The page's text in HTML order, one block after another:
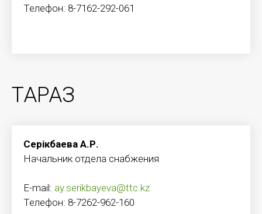
Телефон: 8-7162-292-061
ТАРАЗ
Серікбаева А.Р.
Начальник отдела снабжения
E-mail: ay.serikbayeva@ttc.kz
Телефон: 8-7262-962-160